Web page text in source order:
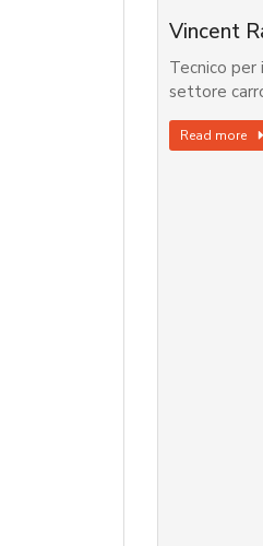
Vincent
Tecnico per
settore
Read more